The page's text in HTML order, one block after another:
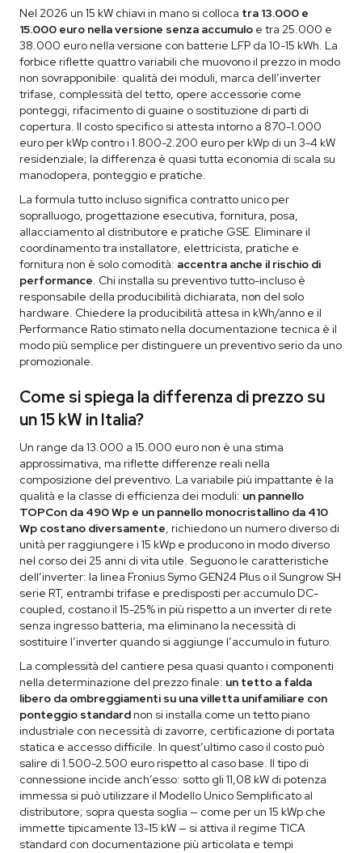
Nel 2026 un 15 kW chiavi in mano si colloca tra 13.000 e
15.000 euro nella versione senza accumulo e tra 25.000 e
38.000 euro nella versione con batterie LFP da 10-15 kWh. La
forbice riflette quattro variabili che muovono il prezzo in modo
non sovrapponibile: qualità dei moduli, marca dell’inverter
trifase, complessità del tetto, opere accessorie come
ponteggi, rifacimento di guaine o sostituzione di parti di
copertura. Il costo specifico si attesta intorno a 870-1.000
euro per kWp contro i 1.800-2.200 euro per kWp di un 3-4 kW
residenziale; la differenza è quasi tutta economia di scala su
manodopera, ponteggio e pratiche.
La formula tutto incluso significa contratto unico per
sopralluogo, progettazione esecutiva, fornitura, posa,
allacciamento al distributore e pratiche GSE. Eliminare il
coordinamento tra installatore, elettricista, pratiche e
fornitura non è solo comodità: accentra anche il rischio di
performance. Chi installa su preventivo tutto-incluso è
responsabile della producibilità dichiarata, non del solo
hardware. Chiedere la producibilità attesa in kWh/anno e il
Performance Ratio stimato nella documentazione tecnica è il
modo più semplice per distinguere un preventivo serio da uno
promozionale.
Come si spiega la differenza di prezzo su
un 15 kW in Italia?
Un range da 13.000 a 15.000 euro non è una stima
approssimativa, ma riflette differenze reali nella
composizione del preventivo. La variabile più impattante è la
qualità e la classe di efficienza dei moduli: un pannello
TOPCon da 490 Wp e un pannello monocristallino da 410
Wp costano diversamente, richiedono un numero diverso di
unità per raggiungere i 15 kWp e producono in modo diverso
nel corso dei 25 anni di vita utile. Seguono le caratteristiche
dell’inverter: la linea Fronius Symo GEN24 Plus o il Sungrow SH
serie RT, entrambi trifase e predisposti per accumulo DC-
coupled, costano il 15-25% in più rispetto a un inverter di rete
senza ingresso batteria, ma eliminano la necessità di
sostituire l’inverter quando si aggiunge l’accumulo in futuro.
La complessità del cantiere pesa quasi quanto i componenti
nella determinazione del prezzo finale: un tetto a falda
libero da ombreggiamenti su una villetta unifamiliare con
ponteggio standard non si installa come un tetto piano
industriale con necessità di zavorre, certificazione di portata
statica e accesso difficile. In quest’ultimo caso il costo può
salire di 1.500-2.500 euro rispetto al caso base. Il tipo di
connessione incide anch’esso: sotto gli 11,08 kW di potenza
immessa si può utilizzare il Modello Unico Semplificato al
distributore; sopra questa soglia — come per un 15 kWp che
immette tipicamente 13-15 kW — si attiva il regime TICA
standard con documentazione più articolata e tempi